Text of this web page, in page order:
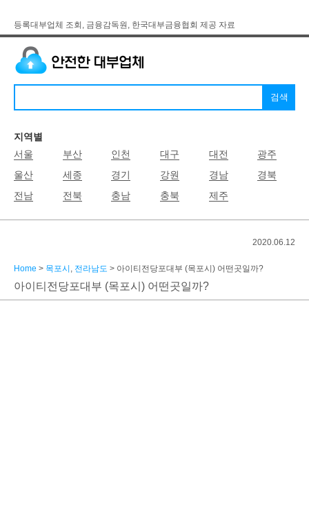
등록대부업체 조회, 금융감독원, 한국대부금융협회 제공 자료
지역별
서울
부산 인천 대구 대전
광주
울산
세종 경기 강원 경남
경북
전남
전북 충남 충북 제주
2020.06.12
Home > 목포시 , 전라남도 > 아이티전당포대부 (목포시) 어떤곳일까?
아이티전당포대부 (목포시) 어떤곳일까?